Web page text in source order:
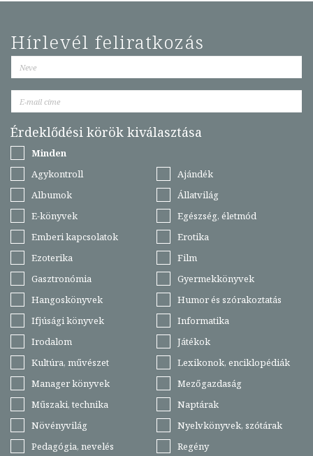
Hírlevél feliratkozás
Érdeklődési körök kiválasztása
Minden
Agykontroll
Ajándék
Albumok
Állatvilág
E-könyvek
Egészség, életmód
Emberi kapcsolatok
Erotika
Ezoterika
Film
Gasztronómia
Gyermekkönyvek
Hangoskönyvek
Humor és szórakoztatás
Ifjúsági könyvek
Informatika
Irodalom
Játékok
Kultúra, művészet
Lexikonok, enciklopédiák
Manager könyvek
Mezőgazdaság
Műszaki, technika
Naptárak
Növényvilág
Nyelvkönyvek, szótárak
Pedagógia, nevelés
Regény